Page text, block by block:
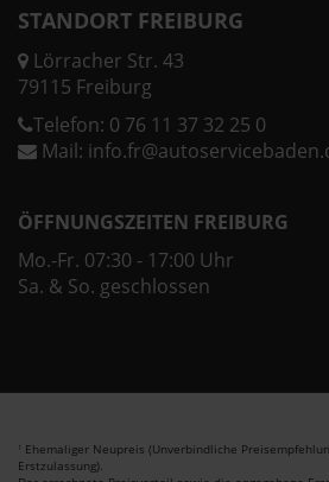
STANDORT FREIBURG
Lörracher Str. 43
79115 Freiburg
Telefon: 0 76 11 37 32 25 0
Mail:
ÖFFNUNGSZEITEN FREIBURG
Mo.-Fr. 07:30 - 17:00 Uhr
Sa. & So. geschlossen
1 Ehemaliger Neupreis (Unverbindliche
Erstzulassung).